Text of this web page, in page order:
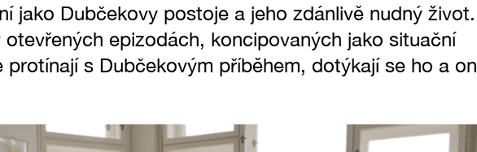
jako Dubčekovy postoje a jeho zdánlivě nudný život.
otevřených epizodách, koncipovaných jako situační
protínají s Dubčekovým příběhem, dotýkají se ho a on